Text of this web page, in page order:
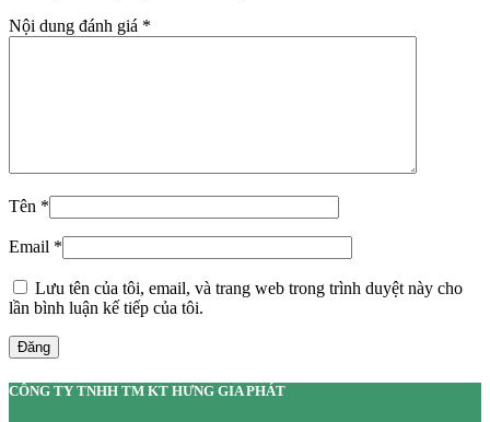
Nội dung đánh giá *
Tên *
Email *
Lưu tên của tôi, email, và trang web trong trình duyệt này cho
lần bình luận kế tiếp của tôi.
Đăng
CÔNG TY TNHH TM KT HƯNG GIA PHÁT